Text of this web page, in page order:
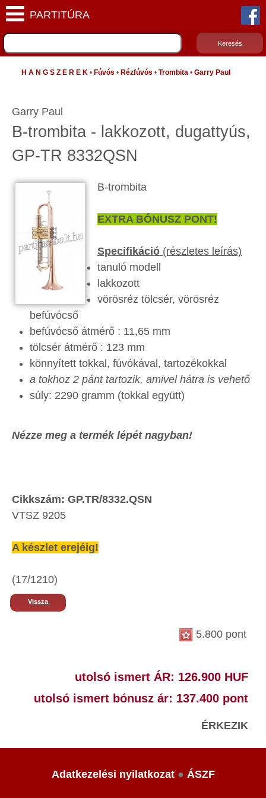
H A N G S Z E R E K • Fúvós • Rézfúvós • Trombita • Garry Paul
Garry Paul
B-trombita - lakkozott, dugattyús,
GP-TR 8332QSN
B-trombita
EXTRA BÓNUSZ PONT!
Specifikáció (részletes leírás)
tanuló modell
lakkozott
vörösréz tölcsér, vörösréz
befúvócső
befúvócső átmérő : 11,65 mm
tölcsér átmérő : 123 mm
könnyített tokkal, fúvókával, tartozékokkal
a tokhoz 2 pánt tartozik, amivel hátra is vehető
súly: 2290 gramm (tokkal együtt)
Nézze meg a termék lépét nagyban!
Cikkszám: GP.TR/8332.QSN
VTSZ 9205
A készlet erejéig!
(17/1210)
Vissza
5.800 pont
utolsó ismert ÁR: 126.900 HUF
utolsó ismert bónusz ár: 137.400 pont
ÉRKEZIK
Adatkezelési nyilatkozat● ÁSZF